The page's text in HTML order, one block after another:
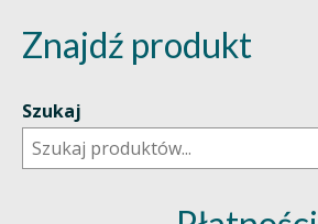
Znajdź produkt
Szukaj